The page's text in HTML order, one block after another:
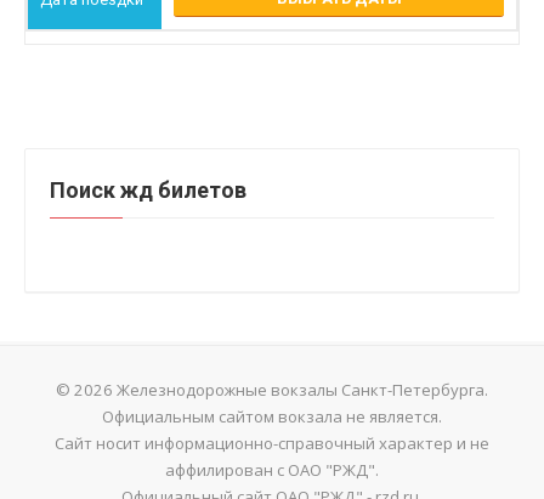
Поиск жд билетов
© 2026 Железнодорожные вокзалы Санкт-Петербурга.
Официальным сайтом вокзала не является.
Сайт носит информационно-справочный характер и не
аффилирован с ОАО "РЖД".